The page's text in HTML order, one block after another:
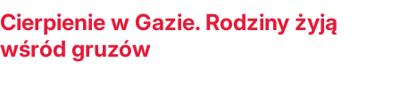
Cierpienie w Gazie. Rodziny żyją
wśród gruzów